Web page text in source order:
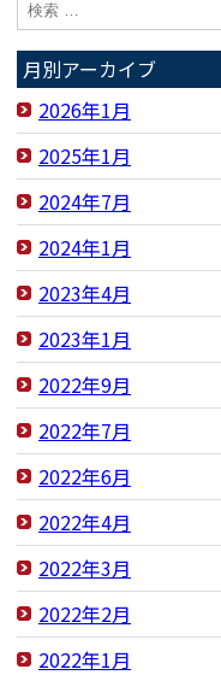
月別アーカイブ
2026年1月
2025年1月
2024年7月
2024年1月
2023年4月
2023年1月
2022年9月
2022年7月
2022年6月
2022年4月
2022年3月
2022年2月
2022年1月